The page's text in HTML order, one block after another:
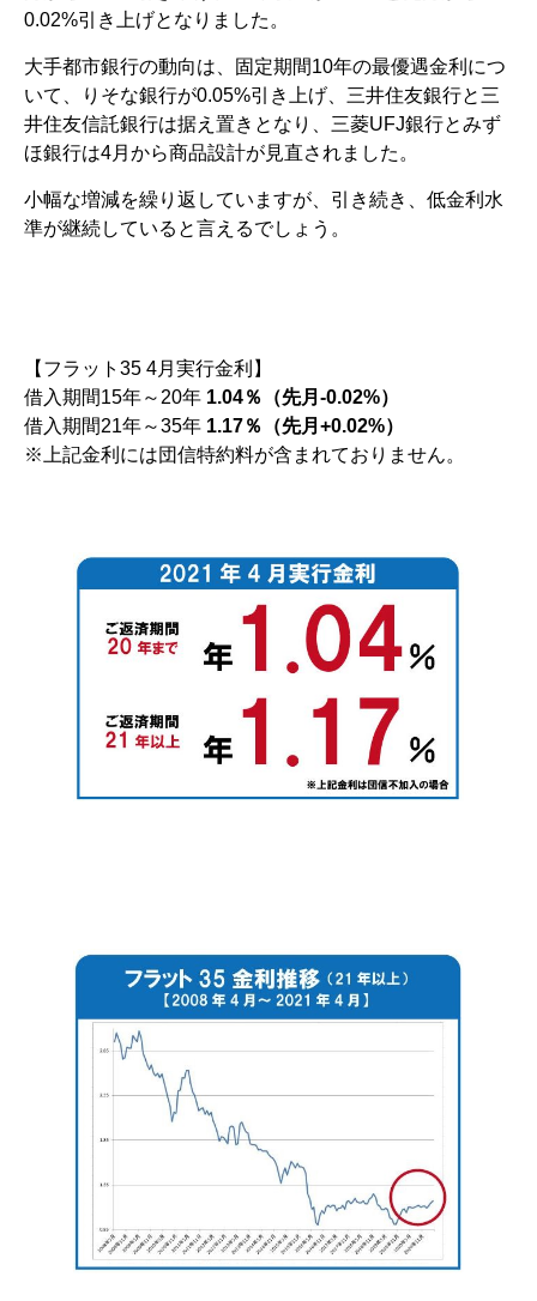
0.02%引き上げとなりました。
大手都市銀行の動向は、固定期間10年の最優遇金利につ
いて、りそな銀行が0.05%引き上げ、三井住友銀行と三
井住友信託銀行は据え置きとなり、三菱UFJ銀行とみず
ほ銀行は4月から商品設計が見直されました。
小幅な増減を繰り返していますが、引き続き、低金利水
準が継続していると言えるでしょう。
【フラット35 4月実行金利】
借入期間15年～20年 1.04％（先月-0.02%）
借入期間21年～35年 1.17％（先月+0.02%）
※上記金利には団信特約料が含まれておりません。